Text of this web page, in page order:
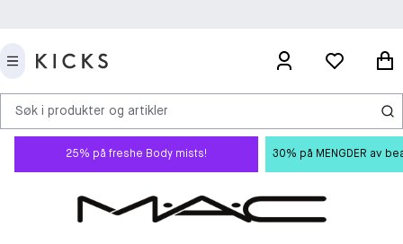
Søk i produkter og artikler
25% på freshe Body mists! 30% på MENGDER av